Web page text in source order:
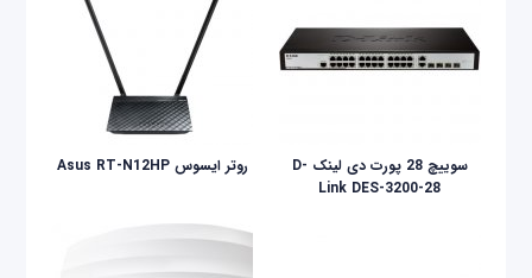
سوییچ 28 پورت دی لینک D-
Link DES-3200-28
روتر ایسوس Asus RT-N12HP